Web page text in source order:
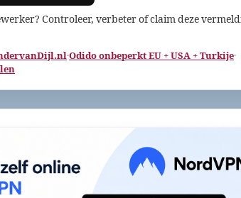
Controleer, verbeter of claim deze
·Odido onbeperkt EU + USA + Turkije·